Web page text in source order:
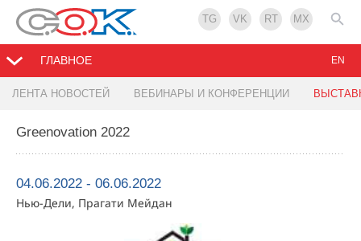
TG VK RT MX
ГЛАВНОЕ
ЛЕНТА НОВОСТЕЙ ВЕБИНАРЫ И КОНФЕРЕНЦИИ
EN
Greenovation 2022
04.06.2022 - 06.06.2022
Нью-Дели, Прагати Мейдан